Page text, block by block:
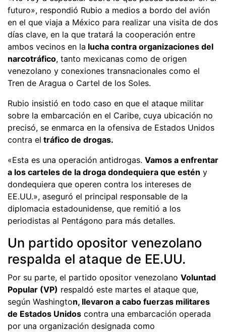
futuro», respondió Rubio a medios a bordo del avión
en el que viaja a México para realizar una visita de dos
días clave, en la que tratará la cooperación entre
ambos vecinos en la lucha contra organizaciones del
narcotráfico, tanto mexicanas como de origen
venezolano y conexiones transnacionales como el
Tren de Aragua o Cartel de los Soles.
Rubio insistió en todo caso en que el ataque militar
sobre la embarcación en el Caribe, cuya ubicación no
precisó, se enmarca en la ofensiva de Estados Unidos
contra el tráfico de drogas.
«Esta es una operación antidrogas. Vamos a enfrentar
a los carteles de la droga dondequiera que estén y
dondequiera que operen contra los intereses de
EE.UU.», aseguró el principal responsable de la
diplomacia estadounidense, que remitió a los
periodistas al Pentágono para más detalles.
Un partido opositor venezolano
respalda el ataque de EE.UU.
Por su parte, el partido opositor venezolano Voluntad
Popular (VP) respaldó este martes el ataque que,
según Washington, llevaron a cabo fuerzas militares
de Estados Unidos contra una embarcación operada
por una organización designada como